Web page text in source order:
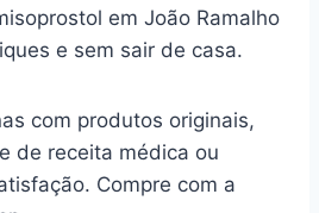
em João Ramalho
e sem sair de casa.
com produtos originais,
de receita médica ou
Compre com a